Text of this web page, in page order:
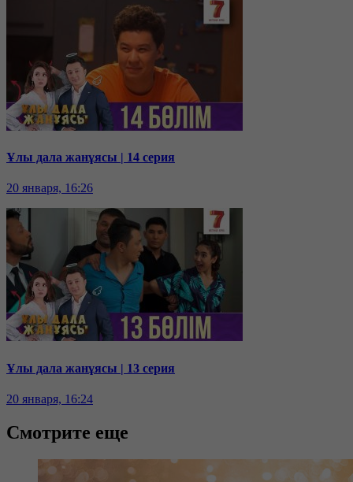
Ұлы дала жанұясы | 14 серия
20 января, 16:26
Ұлы дала жанұясы | 13 серия
20 января, 16:24
Смотрите еще